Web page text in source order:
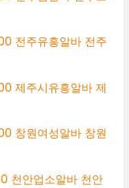
전주유흥알바 전주
제주시유흥알바 제
창원여성알바 창원
천안업소알바 천안